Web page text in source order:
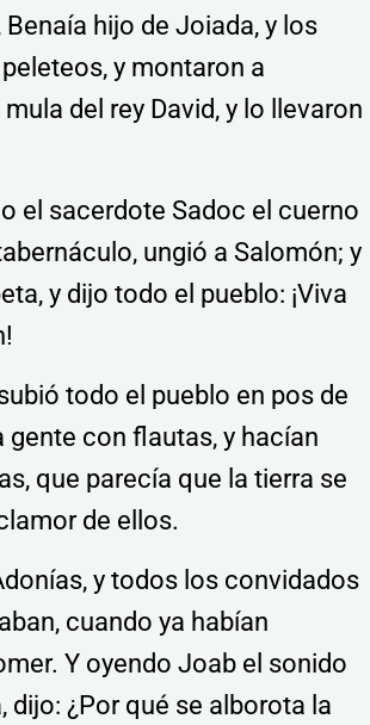
hijo de Joiada, y los
y montaron a
del rey David, y lo llevaron
el sacerdote Sadoc el cuerno
ungió a Salomón; y
y dijo todo el pueblo: ¡Viva
todo el pueblo en pos de
gente con flautas, y hacían
que parecía que la tierra se
de ellos.
y todos los convidados
cuando ya habían
Y oyendo Joab el sonido
dijo: ¿Por qué se alborota la